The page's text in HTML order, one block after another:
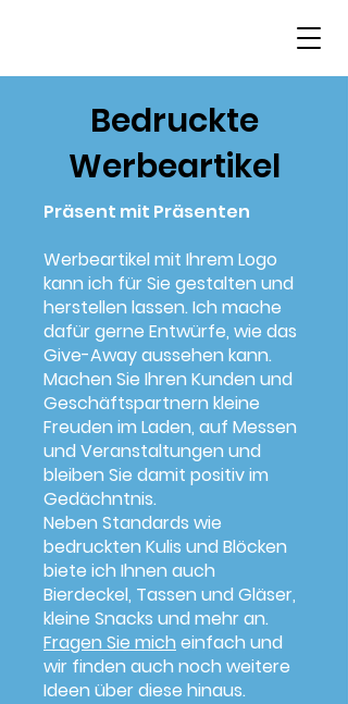
Bedruckte
Werbeartikel
Präsent mit Präsenten
Werbeartikel mit Ihrem Logo
kann ich für Sie gestalten und
herstellen lassen. Ich mache
dafür gerne Entwürfe, wie das
Give-Away aussehen kann.
Machen Sie Ihren Kunden und
Geschäftspartnern kleine
Freuden im Laden, auf Messen
und Veranstaltungen und
bleiben Sie damit positiv im
Gedächntnis.
Neben Standards wie
bedruckten Kulis und Blöcken
biete ich Ihnen auch
Bierdeckel, Tassen und Gläser,
kleine Snacks und mehr an.
Fragen Sie mich einfach und
wir finden auch noch weitere
Ideen über diese hinaus.